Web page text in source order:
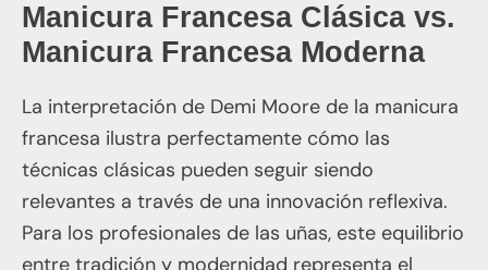
Manicura Francesa Clásica vs.
Manicura Francesa Moderna
La interpretación de Demi Moore de la manicura
francesa ilustra perfectamente cómo las
técnicas clásicas pueden seguir siendo
relevantes a través de una innovación reflexiva.
Para los profesionales de las uñas, este equilibrio